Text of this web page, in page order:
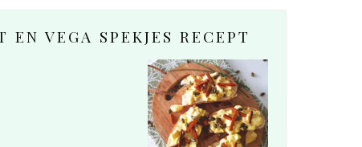
VEGA SPEKJES RECEPT